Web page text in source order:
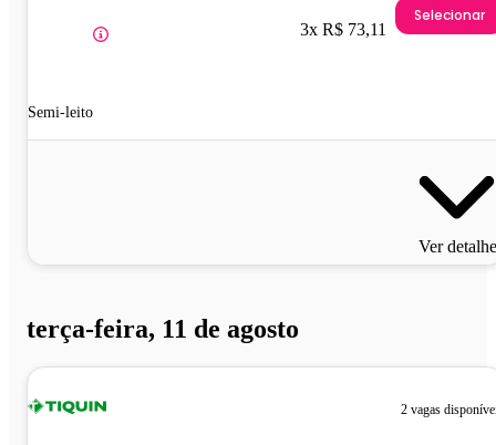
Semi-leito
3x R$ 73,11
Selecionar
Ver
terça-feira, 11 de agosto
2 vagas